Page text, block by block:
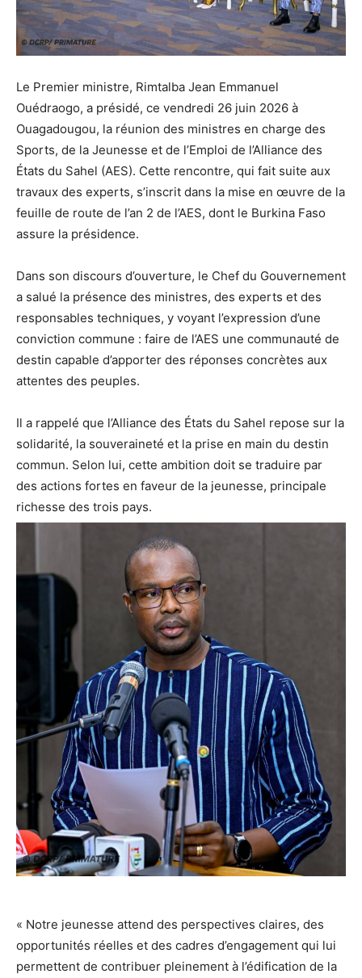
‎Le Premier ministre, Rimtalba Jean Emmanuel
Ouédraogo, a présidé, ce vendredi 26 juin 2026 à
Ouagadougou, la réunion des ministres en charge des
Sports, de la Jeunesse et de l’Emploi de l’Alliance des
États du Sahel (AES). Cette rencontre, qui fait suite aux
travaux des experts, s’inscrit dans la mise en œuvre de la
feuille de route de l’an 2 de l’AES, dont le Burkina Faso
assure la présidence.
‎Dans son discours d’ouverture, le Chef du Gouvernement
a salué la présence des ministres, des experts et des
responsables techniques, y voyant l’expression d’une
conviction commune : faire de l’AES une communauté de
destin capable d’apporter des réponses concrètes aux
attentes des peuples.
‎Il a rappelé que l’Alliance des États du Sahel repose sur la
solidarité, la souveraineté et la prise en main du destin
commun. Selon lui, cette ambition doit se traduire par
des actions fortes en faveur de la jeunesse, principale
richesse des trois pays.
‎« Notre jeunesse attend des perspectives claires, des
opportunités réelles et des cadres d’engagement qui lui
permettent de contribuer pleinement à l’édification de la